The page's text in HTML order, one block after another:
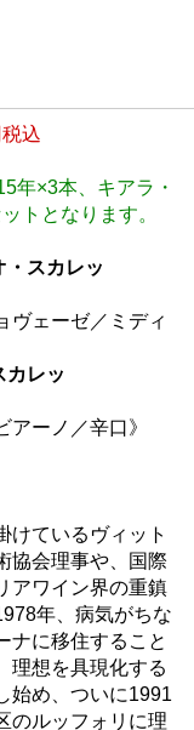
込
年×3本、キアラ・
トとなります。
・スカレッ
ヴェーゼ／ミディ
カレッ
アーノ／辛口》
けているヴィット
協会理事や、国際
アワイン界の重鎮
年、病気がちな
ナに移住すること
理想を具現化する
始め、ついに1991
のルッフォリに理